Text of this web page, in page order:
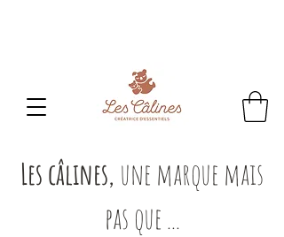
Les câlines, une marque mais
pas que ...